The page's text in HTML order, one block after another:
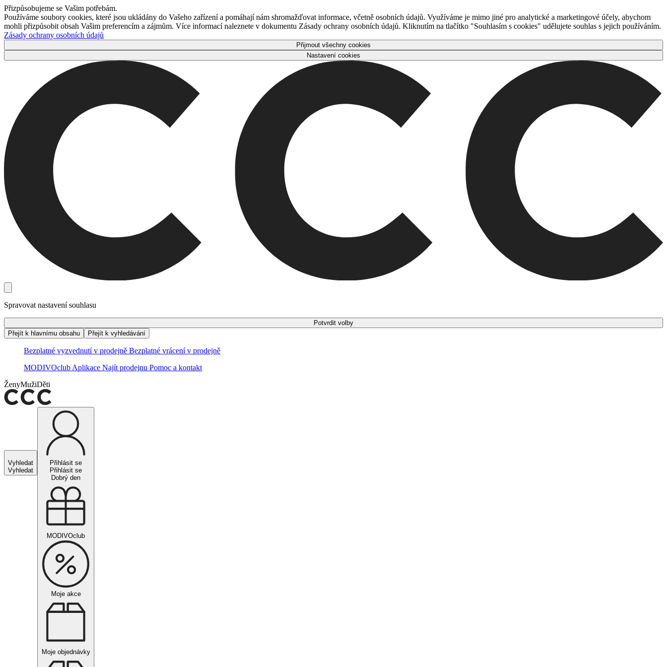
Přizpůsobujeme se Vašim potřebám.
Používáme soubory cookies, které jsou ukládány do Vašeho zařízení a pomáhají nám shromažďovat informace, včetně osobních údajů. Využíváme je mimo jiné pro analytické a marketingové účely, abychom
mohli přizpůsobit obsah Vašim preferencím a zájmům. Více informací naleznete v dokumentu Zásady ochrany osobních údajů. Kliknutím na tlačítko "Souhlasím s cookies" udělujete souhlas s jejich používáním.
Zásady ochrany osobních údajů
Přijmout všechny cookies
Nastavení cookies
Spravovat nastavení souhlasu
Potvrdit volby
Přejít k hlavnímu obsahu
Přejít k vyhledávání
Bezplatné vyzvednutí v prodejně Bezplatné vrácení v prodejně
MODIVOclub Aplikace Najít prodejnu Pomoc a kontakt
ŽenyMužiDěti
Vyhledat
Vyhledat
Přihlásit se
Přihlásit se
Dobrý den
MODIVOclub
Moje akce
Moje objednávky